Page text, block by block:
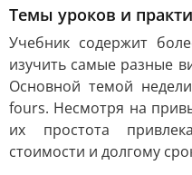
Темы уроков и
Учебник содержит
изучить самые разные
Основной темой
fours. Несмотря на
их простота
стоимости и долгому